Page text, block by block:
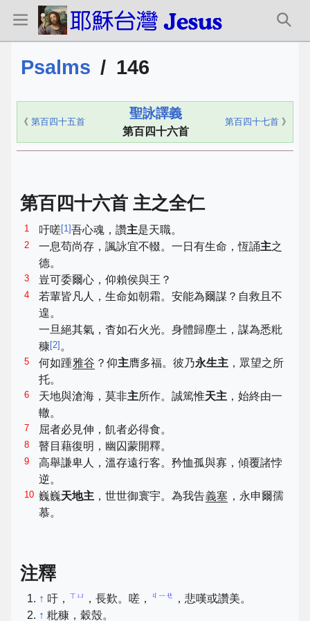
Psalms / 146
《 第百四十五首
聖詠譯義
第百四十六首
第百四十七首 》
第百四十六首 主之全仁
1 吁嗟[1]吾心魂，讚主是天職。
2 一息苟尚存，諷詠宜不輟。一日有生命，恆誦主之
德。
3 豈可委爾心，仰賴侯與王？
4
若輩皆凡人，生命如朝霜。安能為爾謀？自救且不
遑。
一旦絕其氣，杳如石火光。身體歸塵土，謀為悉粃
穅[2] 。
5 何如踵雅谷 ？仰主膺多福。彼乃永生主 ，眾望之所
托。
6 天地與滄海，莫非主所作。誠篤惟天主 ，始終由一
轍。
7 屈者必見伸，飢者必得食。
8 瞽目藉復明，幽囚蒙開釋。
9
高舉謙卑人，溫存遠行客。矜恤孤與寡，傾覆諸悖
逆。
10 巍巍天地主 ，世世御寰宇。為我告義塞 ，永申爾孺
慕。
注釋
↑ 吁， ㄒㄩ ，長歎。嗟， ㄐㄧㄝ
，悲嘆或讚美。
↑ 粃穅，穀殼。